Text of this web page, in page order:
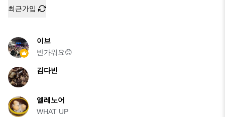
최근가입
이브
반가워요😊
김다빈
엘레노어
WHAT UP